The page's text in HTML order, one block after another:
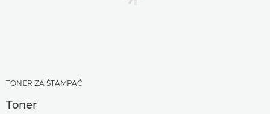
TONER ZA ŠTAMPAČ
Toner